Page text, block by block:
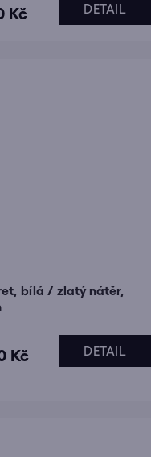
Kč DETAIL
bílá / zlatý nátěr,
Kč DETAIL